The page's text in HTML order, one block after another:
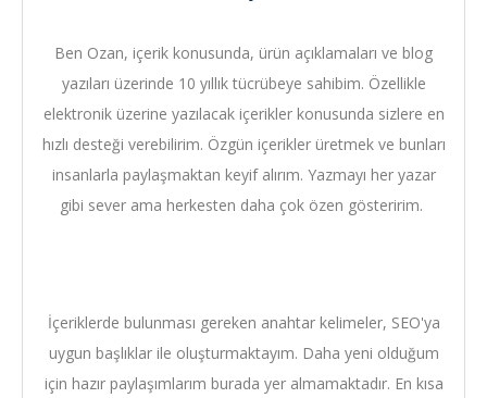
Ben Ozan, içerik konusunda, ürün açıklamaları ve blog
yazıları üzerinde 10 yıllık tücrübeye sahibim. Özellikle
elektronik üzerine yazılacak içerikler konusunda sizlere en
hızlı desteği verebilirim. Özgün içerikler üretmek ve bunları
insanlarla paylaşmaktan keyif alırım. Yazmayı her yazar
gibi sever ama herkesten daha çok özen gösteririm.
İçeriklerde bulunması gereken anahtar kelimeler, SEO'ya
uygun başlıklar ile oluşturmaktayım. Daha yeni olduğum
için hazır paylaşımlarım burada yer almamaktadır. En kısa